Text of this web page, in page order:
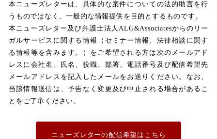
みなし残業代
メンタルヘルス
ユニオン
不利益取り扱い
不利益変更
本ニューズレターは、具体的な案件についての法的助言を行
うものではなく、一般的な情報提供を目的とするものです。
本ニューズレター及び弁護士法人ALG&Associatesからのリー
ガルサービスに関する情報（セミナー情報、法律相談に関す
る情報等を含みます。）をご希望される方は次のメールアド
レスに会社名、氏名、役職、部署、電話番号及び配信希望先
メールアドレスを記入したメールをお送りください。なお、
当該情報送信は、予告なく変更及び中止される場合があるこ
とをご了承ください。
ニューズレターの配信希望はこちら